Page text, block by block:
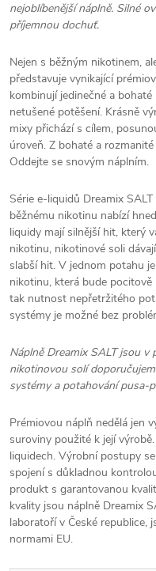
nejoblíbenější náplně. Silné
příjemnou dochuť.
Nejen s běžným nikotinem,
představuje vynikající
kombinují jedinečné a
netušené potěšení. Krásně
mixy přichází s cílem,
úroveň. Z bohaté a
Oddejte se snovým náplním.
Série e-liquidů Dreamix
běžnému nikotinu nabízí
liquidy mají silnější hit, který
nikotinu, nikotinové soli
slabší hit. V jednom potahu
nikotinu, která bude
tak nutnost nepřetržitého
systémy je možné bez
Náplně Dreamix SALT jsou
nikotinovou solí
systémy a potahování pusa-
Prémiovou náplň nedělá jen
suroviny použité k její
liquidech. Výrobní postupy
spojení s důkladnou
produkt s garantovanou
kvality jsou náplně Dreamix
laboratoří v České republice,
normami EU.